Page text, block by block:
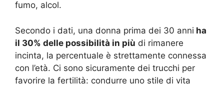
fumo, alcol.
Secondo i dati, una donna prima dei 30 anni ha
il 30% delle possibilità in più di rimanere
incinta, la percentuale è strettamente connessa
con l’età. Ci sono sicuramente dei trucchi per
favorire la fertilità: condurre uno stile di vita